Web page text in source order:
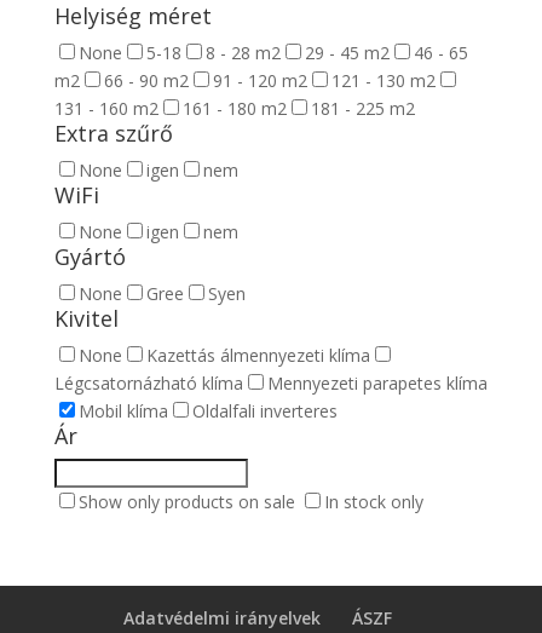
Helyiség méret
None 5-18 8 - 28 m2 29 - 45 m2
46 - 65
m2
66 - 90 m2 91 - 120 m2
121 - 130 m2
131 - 160 m2
161 - 180 m2 181 - 225 m2
Extra szűrő
None igen nem
WiFi
None igen nem
Gyártó
None Gree Syen
Kivitel
None
Kazettás álmennyezeti klíma
Légcsatornázható klíma
Mennyezeti parapetes klíma
Mobil klíma
Oldalfali inverteres
Ár
Show only products on sale In stock only
Adatvédelmi irányelvek ÁSZF